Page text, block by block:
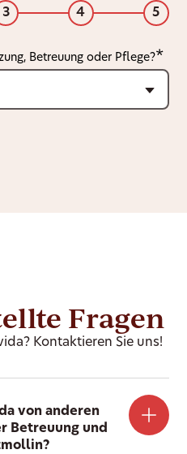
3 4 5
Betreuung oder Pflege?
Fragen
Kontaktieren Sie uns!
von anderen
Betreuung und